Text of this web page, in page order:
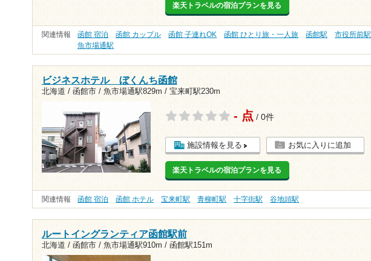
楽天トラベルの宿泊プランを見る
関連情報 函館 宿泊 函館 カップル 函館 子連れOK 函館 ひとり旅・一人旅 函館駅 市役所前駅
魚市場通駅
ビジネスホテル ぼくんち函館
北海道 / 函館市 / 魚市場通駅829m / 宝来町駅230m
- 点 / 0件
施設情報を見る お気に入りに追加
楽天トラベルの宿泊プランを見る
関連情報 函館 宿泊 函館 ホテル 宝来町駅 青柳町駅 十字街駅 谷地頭駅
ルートイングランティア函館駅前
北海道 / 函館市 / 魚市場通駅910m / 函館駅151m